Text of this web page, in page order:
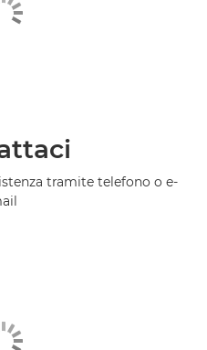
tramite telefono o e-